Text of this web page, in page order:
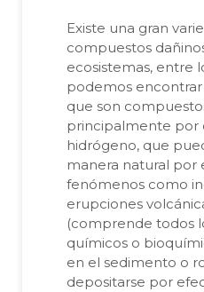
Existe una gran
compuestos
ecosistemas, entre
podemos
que son
principalmente por
hidrógeno, que
manera natural por
fenómenos como
erupciones
(comprende todos
químicos o
en el sedimento o
depositarse por